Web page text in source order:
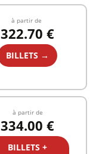
à partir de
322.70 €
BILLETS →
à partir de
334.00 €
BILLETS +